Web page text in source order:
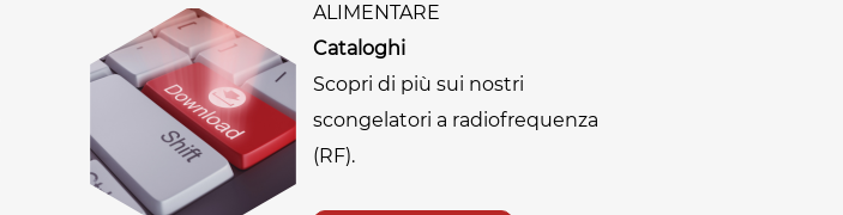
ALIMENTARE
Cataloghi
Scopri di più sui nostri
scongelatori a radiofrequenza
(RF).